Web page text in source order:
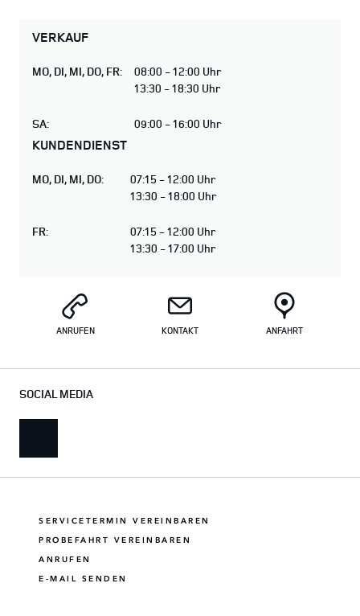
VERKAUF
MO, DI, MI, DO, FR:
08:00 - 12:00 Uhr
13:30 - 18:30 Uhr
SA: 09:00 - 16:00 Uhr
KUNDENDIENST
MO, DI, MI, DO:
07:15 - 12:00 Uhr
13:30 - 18:00 Uhr
FR:
07:15 - 12:00 Uhr
13:30 - 17:00 Uhr
ANRUFEN KONTAKT ANFAHRT
SERVICETERMIN VEREINBAREN
PROBEFAHRT VEREINBAREN
ANRUFEN
E-MAIL SENDEN
SOCIAL MEDIA